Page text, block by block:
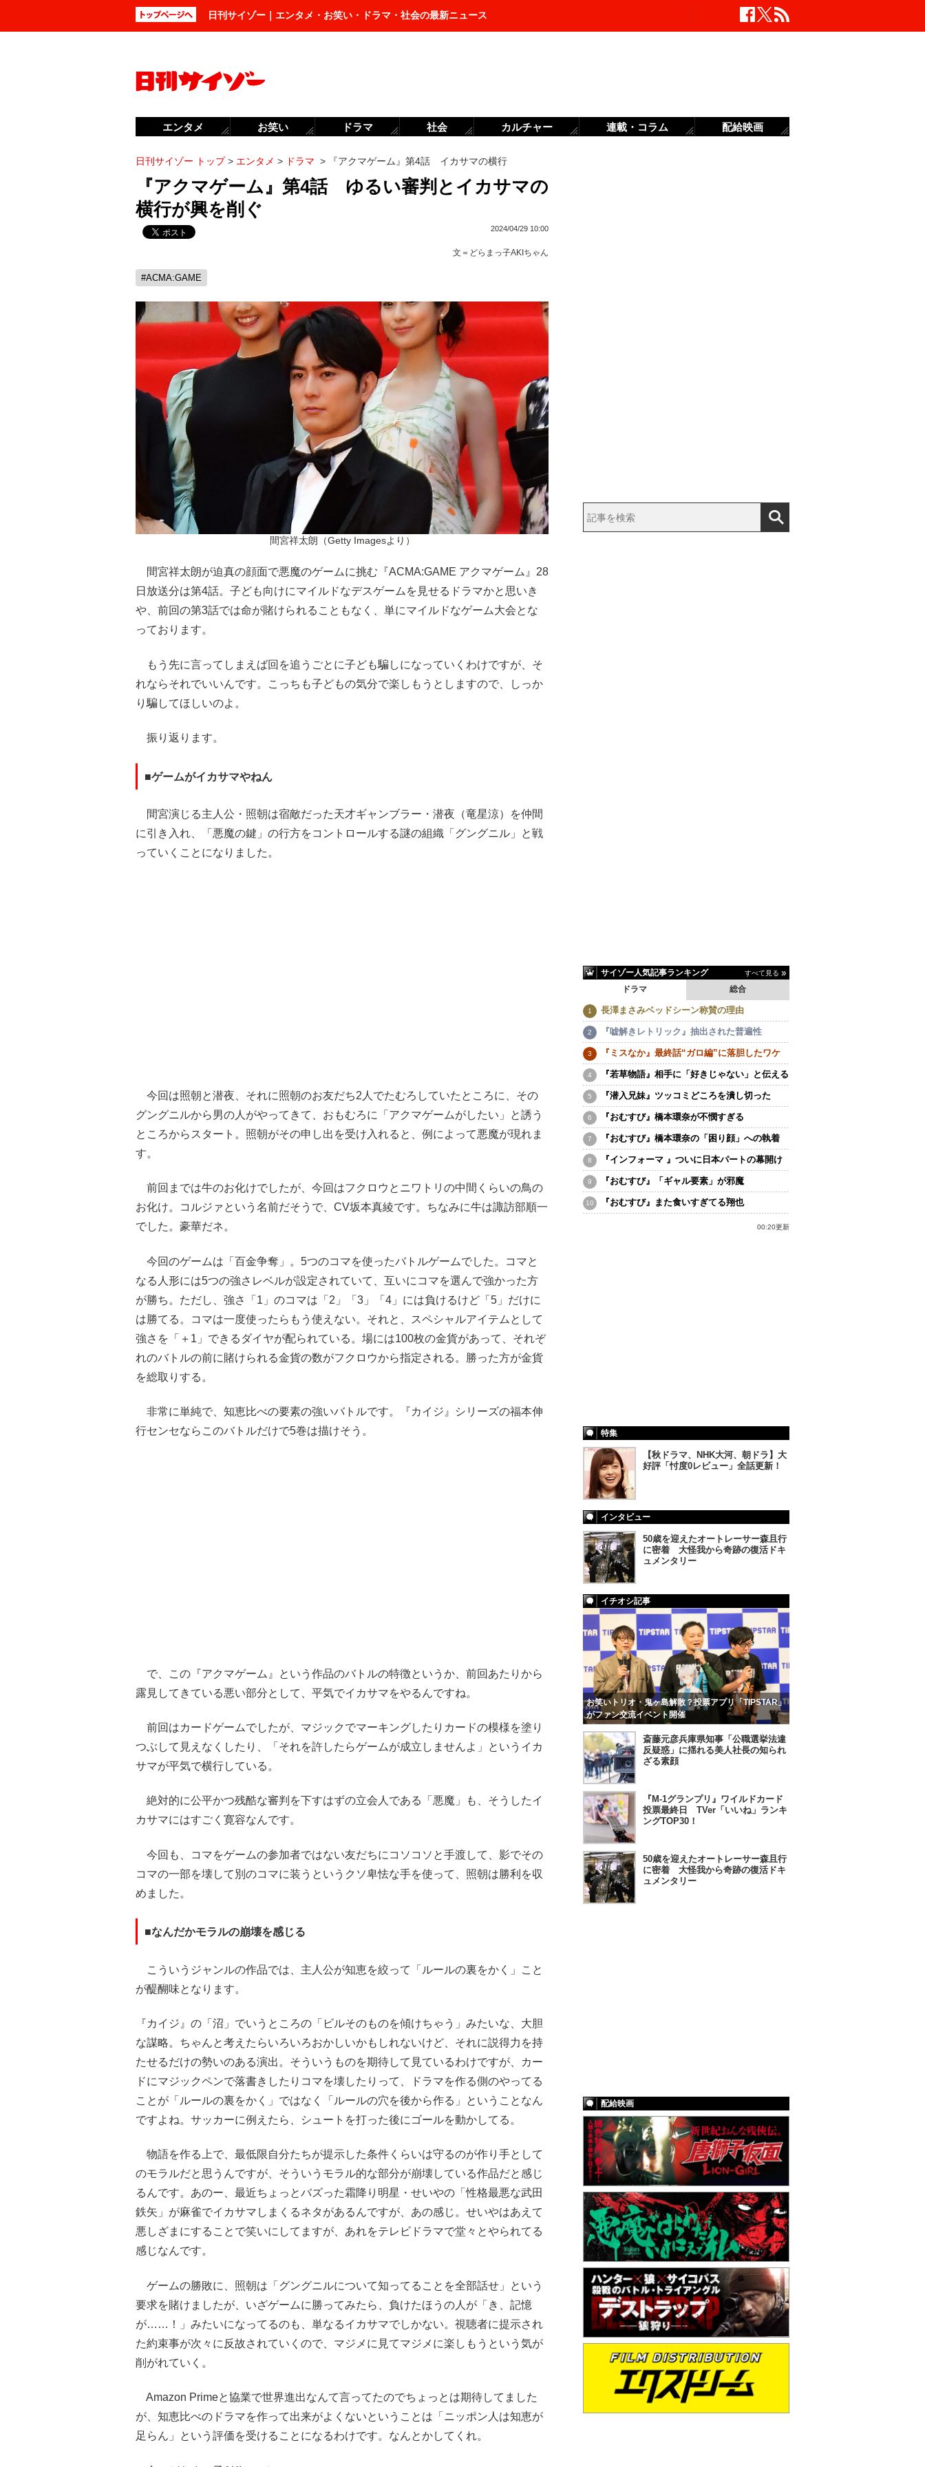
日刊サイゾー｜エンタメ・お笑い・ドラマ・社会の最新ニュース
日刊サイゾー トップ> エンタメ > ドラマ > 『アクマゲーム』第4話 イカサマの横行
『アクマゲーム』第4話 ゆるい審判とイカサマの
横行が興を削ぐ
2024/04/29 10:00
文＝ どらまっ子AKIちゃん
#ACMA:GAME
間宮祥太朗（Getty Imagesより）
間宮祥太朗が迫真の顔面で悪魔のゲームに挑む『ACMA:GAME アクマゲーム』28
日放送分は第4話。子ども向けにマイルドなデスゲームを見せるドラマかと思いき
や、前回の第3話では命が賭けられることもなく、単にマイルドなゲーム大会とな
っております。
もう先に言ってしまえば回を追うごとに子ども騙しになっていくわけですが、そ
れならそれでいいんです。こっちも子どもの気分で楽しもうとしますので、しっか
り騙してほしいのよ。
振り返ります。
■ゲームがイカサマやねん
間宮演じる主人公・照朝は宿敵だった天才ギャンブラー・潜夜（竜星涼）を仲間
に引き入れ、「悪魔の鍵」の行方をコントロールする謎の組織「グングニル」と戦
っていくことになりました。
今回は照朝と潜夜、それに照朝のお友だち2人でたむろしていたところに、その
グングニルから男の人がやってきて、おもむろに「アクマゲームがしたい」と誘う
ところからスタート。照朝がその申し出を受け入れると、例によって悪魔が現れま
す。
前回までは牛のお化けでしたが、今回はフクロウとニワトリの中間くらいの鳥の
お化け。コルジァという名前だそうで、CV坂本真綾です。ちなみに牛は諏訪部順一
でした。豪華だネ。
今回のゲームは「百金争奪」。5つのコマを使ったバトルゲームでした。コマと
なる人形には5つの強さレベルが設定されていて、互いにコマを選んで強かった方
が勝ち。ただし、強さ「1」のコマは「2」「3」「4」には負けるけど「5」だけに
は勝てる。コマは一度使ったらもう使えない。それと、スペシャルアイテムとして
強さを「＋1」できるダイヤが配られている。場には100枚の金貨があって、それぞ
れのバトルの前に賭けられる金貨の数がフクロウから指定される。勝った方が金貨
を総取りする。
非常に単純で、知恵比べの要素の強いバトルです。『カイジ』シリーズの福本伸
行センセならこのバトルだけで5巻は描けそう。
で、この『アクマゲーム』という作品のバトルの特徴というか、前回あたりから
露見してきている悪い部分として、平気でイカサマをやるんですね。
前回はカードゲームでしたが、マジックでマーキングしたりカードの模様を塗り
つぶして見えなくしたり、「それを許したらゲームが成立しませんよ」というイカ
サマが平気で横行している。
絶対的に公平かつ残酷な審判を下すはずの立会人である「悪魔」も、そうしたイ
カサマにはすごく寛容なんです。
今回も、コマをゲームの参加者ではない友だちにコソコソと手渡して、影でその
コマの一部を壊して別のコマに装うというクソ卑怯な手を使って、照朝は勝利を収
めました。
■なんだかモラルの崩壊を感じる
こういうジャンルの作品では、主人公が知恵を絞って「ルールの裏をかく」こと
が醍醐味となります。
『カイジ』の「沼」でいうところの「ビルそのものを傾けちゃう」みたいな、大胆
な謀略。ちゃんと考えたらいろいろおかしいかもしれないけど、それに説得力を持
たせるだけの勢いのある演出。そういうものを期待して見ているわけですが、カー
ドにマジックペンで落書きしたりコマを壊したりって、ドラマを作る側のやってる
ことが「ルールの裏をかく」ではなく「ルールの穴を後から作る」ということなん
ですよね。サッカーに例えたら、シュートを打った後にゴールを動かしてる。
物語を作る上で、最低限自分たちが提示した条件くらいは守るのが作り手として
のモラルだと思うんですが、そういうモラル的な部分が崩壊している作品だと感じ
るんです。あのー、最近ちょっとバズった霜降り明星・せいやの「性格最悪な武田
鉄矢」が麻雀でイカサマしまくるネタがあるんですが、あの感じ。せいやはあえて
悪しざまにすることで笑いにしてますが、あれをテレビドラマで堂々とやられてる
感じなんです。
ゲームの勝敗に、照朝は「グングニルについて知ってることを全部話せ」という
要求を賭けましたが、いざゲームに勝ってみたら、負けたほうの人が「き、記憶
が……！」みたいになってるのも、単なるイカサマでしかない。視聴者に提示され
た約束事が次々に反故されていくので、マジメに見てマジメに楽しもうという気が
削がれていく。
Amazon Primeと協業で世界進出なんて言ってたのでちょっとは期待してました
が、知恵比べのドラマを作って出来がよくないということは「ニッポン人は知恵が
足らん」という評価を受けることになるわけです。なんとかしてくれ。
サイゾー人気記事ランキング すべて見る
ドラマ 総合
長澤まさみベッドシーン称賛の理由
『嘘解きレトリック』抽出された普遍性
『ミスなか』最終話“ガロ編”に落胆したワケ
『若草物語』相手に「好きじゃない」と伝える
『潜入兄妹』ツッコミどころを潰し切った
『おむすび』橋本環奈が不憫すぎる
『おむすび』橋本環奈の「困り顔」への執着
『インフォーマ 』ついに日本パートの幕開け
『おむすび』「ギャル要素」が邪魔
『おむすび』また食いすぎてる翔也
00:20更新
特集
【秋ドラマ、NHK大河、朝ドラ】大
好評「忖度0レビュー」全話更新！
インタビュー
50歳を迎えたオートレーサー森且行
に密着 大怪我から奇跡の復活ドキ
ュメンタリー
イチオシ記事
お笑いトリオ・鬼ヶ島解散？投票アプリ「TIPSTAR」
がファン交流イベント開催
斎藤元彦兵庫県知事「公職選挙法違
反疑惑」に揺れる美人社長の知られ
ざる素顔
『M-1グランプリ』ワイルドカード
投票最終日 TVer「いいね」ランキ
ングTOP30！
50歳を迎えたオートレーサー森且行
に密着 大怪我から奇跡の復活ドキ
ュメンタリー
配給映画
エンタメ お笑い ドラマ 社会 カルチャー 連載・コラム 配給映画